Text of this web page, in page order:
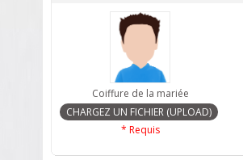
Coiffure de la mariée
* Requis